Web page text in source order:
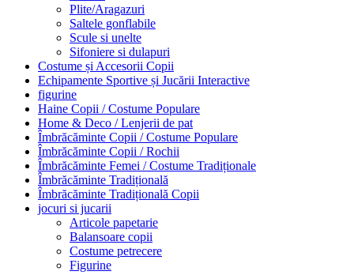
Plite/Aragazuri
Saltele gonflabile
Scule si unelte
Sifoniere si dulapuri
Costume și Accesorii Copii
Echipamente Sportive și Jucării Interactive
figurine
Haine Copii / Costume Populare
Home & Deco / Lenjerii de pat
Îmbrăcăminte Copii / Costume Populare
Îmbrăcăminte Copii / Rochii
Îmbrăcăminte Femei / Costume Tradiționale
Îmbrăcăminte Tradițională
Îmbrăcăminte Tradițională Copii
jocuri si jucarii
Articole papetarie
Balansoare copii
Costume petrecere
Figurine